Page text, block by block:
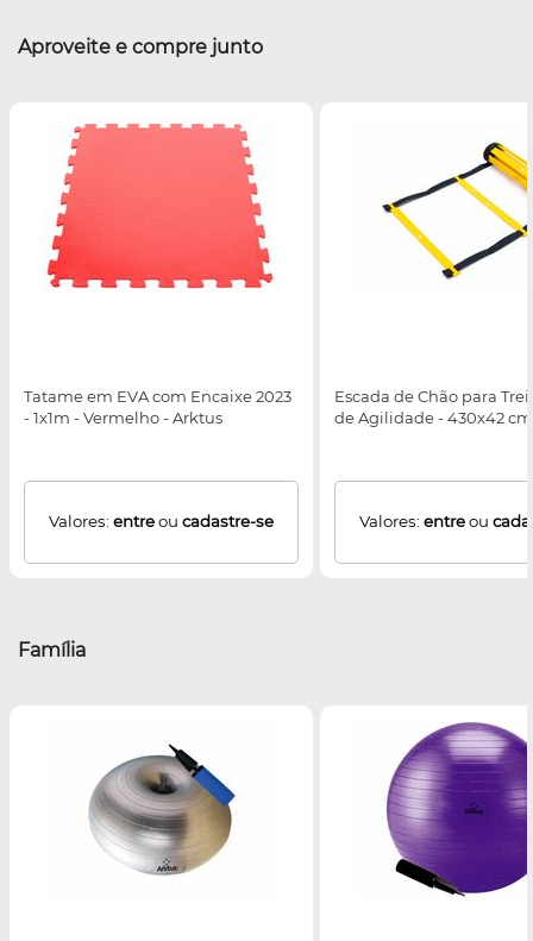
Aproveite e compre junto
Tatame em EVA com Encaixe 2023
- 1x1m - Vermelho - Arktus
Valores: entreou cadastre-se
Escada de Chão para
de Agilidade - 430x42
Valores: entreou
Família